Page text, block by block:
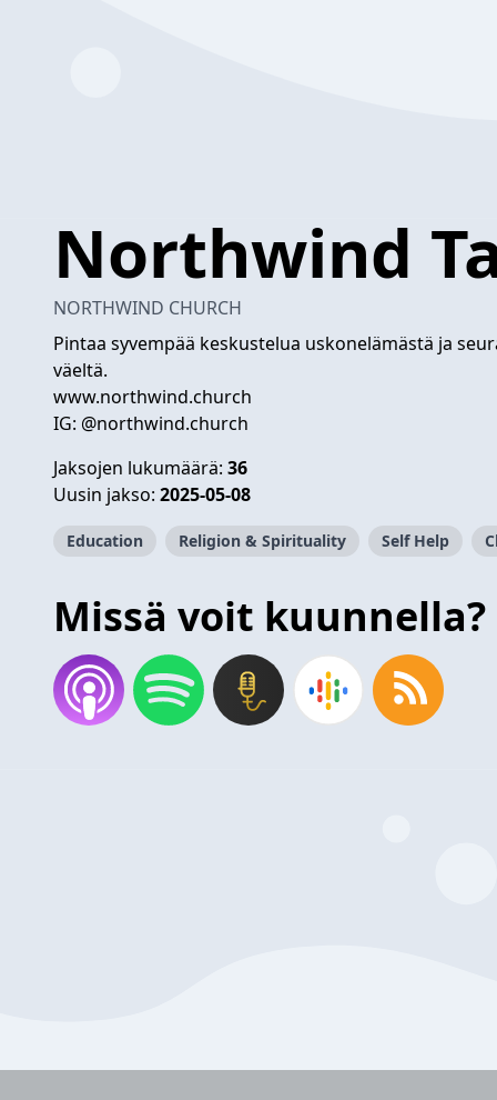
Northwind
NORTHWIND CHURCH
Pintaa syvempää keskustelua uskonelämästä ja
väeltä.
www.northwind.church
IG: @northwind.church
Jaksojen lukumäärä: 36
Uusin jakso: 2025-05-08
Education Religion & Spirituality Self Help
Missä voit kuunnella?